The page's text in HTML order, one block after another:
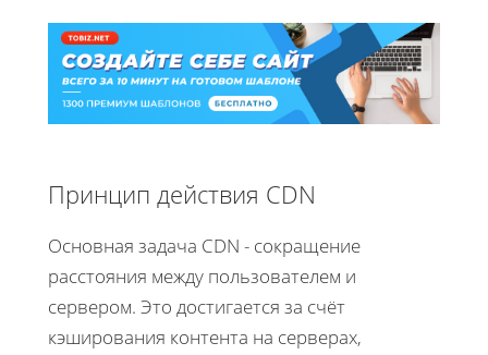
Принцип действия CDN
Основная задача CDN - сокращение
расстояния между пользователем и
сервером. Это достигается за счёт
кэширования контента на серверах,